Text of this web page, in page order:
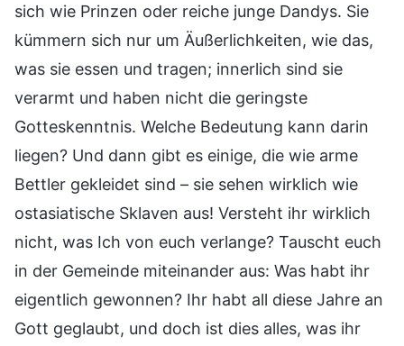
sich wie Prinzen oder reiche junge Dandys. Sie
kümmern sich nur um Äußerlichkeiten, wie das,
was sie essen und tragen; innerlich sind sie
verarmt und haben nicht die geringste
Gotteskenntnis. Welche Bedeutung kann darin
liegen? Und dann gibt es einige, die wie arme
Bettler gekleidet sind – sie sehen wirklich wie
ostasiatische Sklaven aus! Versteht ihr wirklich
nicht, was Ich von euch verlange? Tauscht euch
in der Gemeinde miteinander aus: Was habt ihr
eigentlich gewonnen? Ihr habt all diese Jahre an
Gott geglaubt, und doch ist dies alles, was ihr